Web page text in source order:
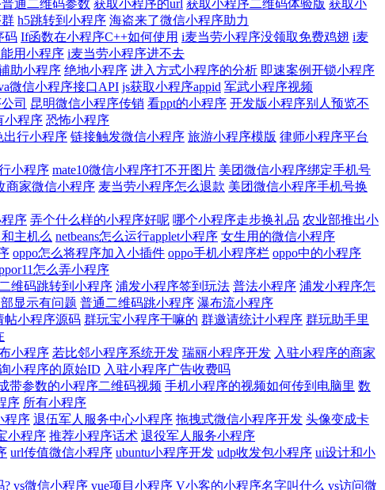
通二维码参数 获取小程序的url 获取小程序二维码体验版 获取小
h5跳转到小程序 海盗来了微信小程序助力
码 If函数在小程序C++如何使用 i麦当劳小程序没领取免费鸡翅 i麦
用小程序 i麦当劳小程序进不去
助小程序 绝地小程序 进入方式小程序的分析 即速案例开锁小程序
微信小程序接口API js获取小程序appid 军武小程序视频
司 昆明微信小程序传销 看ppt的小程序 开发版小程序别人预览不
小程序 恐怖小程序
出行小程序 链接触发微信小程序 旅游小程序模版 律师小程序平台
小程序 mate10微信小程序打不开图片 美团微信小程序绑定手机号
商家微信小程序 麦当劳小程序怎么退款 美团微信小程序手机号换
序 弄个什么样的小程序好呢 哪个小程序走步换礼品 农业部推出小
主机么 netbeans怎么运行applet小程序 女生用的微信小程序
oppo怎么将程序加入小插件 oppo手机小程序栏 oppo中的小程序
怎么弄小程序
维码跳转到小程序 浦发小程序签到玩法 普法小程序 浦发小程序怎
显示有问题 普通二维码跳小程序 瀑布流小程序
帖小程序源码 群玩宝小程序干嘛的 群邀请统计小程序 群玩助手里
小程序 若比邻小程序系统开发 瑞丽小程序开发 入驻小程序的商家
小程序的原始ID 入驻小程序广告收费吗
带参数的小程序二维码视频 手机小程序的视频如何传到电脑里 数
序 所有小程序
程序 退伍军人服务中心小程序 拖拽式微信小程序开发 头像变成卡
小程序 推荐小程序话术 退役军人服务小程序
url传值微信小程序 ubuntu小程序开发 udp收发包小程序 ui设计和小
? vs微信小程序 vue项目小程序 V小客的小程序名字叫什么 vs访问微